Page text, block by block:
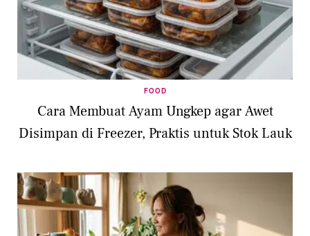
FOOD
Cara Membuat Ayam Ungkep agar Awet
Disimpan di Freezer, Praktis untuk Stok Lauk